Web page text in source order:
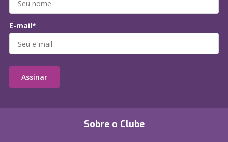
Sobre o Clube
E-mail*
Assinar